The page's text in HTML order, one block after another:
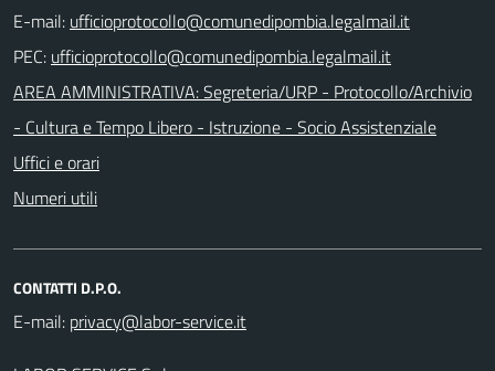
E-mail:
PEC:
AREA AMMINISTRATIVA: Segreteria/URP - Protocollo/Archivio
- Cultura e Tempo Libero - Istruzione - Socio Assistenziale
Uffici e orari
Numeri utili
CONTATTI D.P.O.
E-mail: